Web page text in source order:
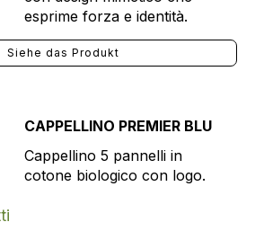
esprime forza e identità.
Siehe das Produkt
CAPPELLINO PREMIER BLU
Cappellino 5 pannelli in
cotone biologico con logo.